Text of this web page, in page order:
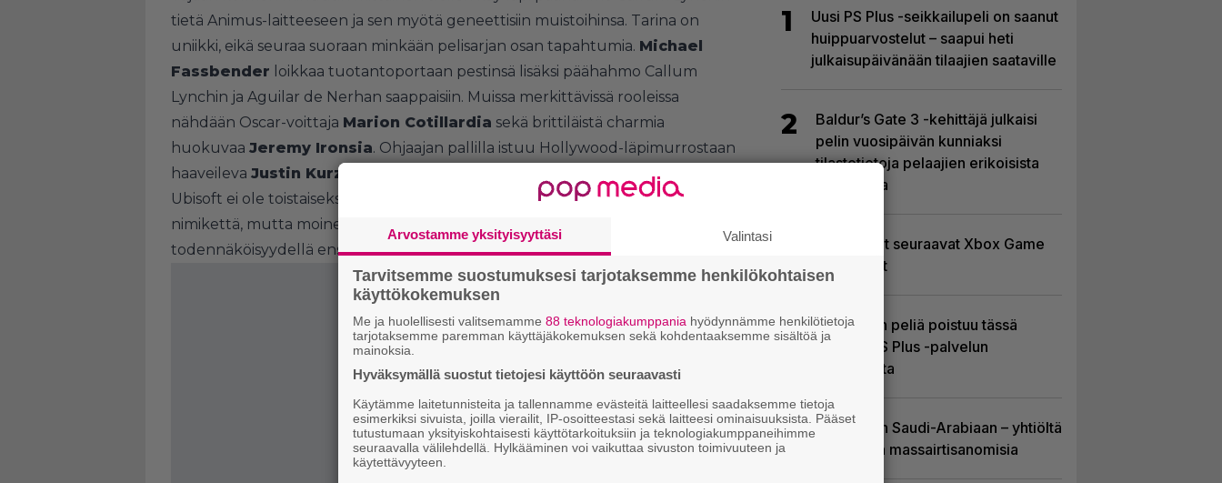
tietä Animus-laitteeseen ja sen myötä geneettisiin muistoihinsa. Tarina on
uniikki, eikä seuraa suoraan minkään pelisarjan osan tapahtumia. Michael
Fassbender loikkaa tuotantoportaan pestinsä lisäksi päähahmo Callum
Lynchin ja Aguilar de Nerhan saappaisiin. Muissa merkittävissä rooleissa
nähdään Oscar-voittaja Marion Cotillardia sekä brittiläistä charmia
huokuvaa Jeremy Ironsia. Ohjaajan pallilla istuu Hollywood-läpimurrostaan
haaveileva Justin Kurzel
Ubisoft ei ole toistaiseksi julkistanut seuraavaa
Assassin’s Creed-pelisarjan
nimikettä, mutta moinen saapunee kauppoihin hyvin suurella
todennäköisyydellä ensi vuoden loppupuolella.
1
Uusi PS Plus -seikkailupeli on saanut
huippuarvostelut – saapui heti
julkaisupäivänään tilaajien saataville
2
Baldur’s Gate 3 -kehittäjä julkaisi
pelin vuosipäivän kunniaksi
tilastotietoja pelaajien erikoisista
valinnoista
Tässä ovat seuraavat Xbox Game
Pass -pelit
4
Yhdeksän peliä poistuu tässä
kuussa PS Plus -palvelun
tarjonnasta
5
EA myytiin Saudi-Arabiaan – yhtiöltä
odotetaan massairtisanomisia
Arvostamme yksityisyyttäsi Valintasi
Tarvitsemme suostumuksesi tarjotaksemme henkilökohtaisen
käyttökokemuksen
Me ja huolellisesti valitsemamme 88 teknologiakumppania hyödynnämme henkilötietoja
tarjotaksemme paremman käyttäjäkokemuksen sekä kohdentaaksemme sisältöä ja
mainoksia.
Hyväksymällä suostut tietojesi käyttöön seuraavasti
Käytämme laitetunnisteita ja tallennamme evästeitä laitteellesi saadaksemme tietoja
esimerkiksi sivuista, joilla vierailit, IP-osoitteestasi sekä laitteesi ominaisuuksista. Pääset
tutustumaan yksityiskohtaisesti käyttötarkoituksiin ja teknologiakumppaneihimme
seuraavalla välilehdellä. Hylkääminen voi vaikuttaa sivuston toimivuuteen ja
käytettävyyteen.